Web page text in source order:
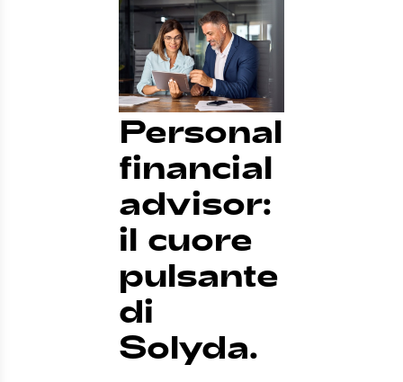
Personal
financial
advisor:
il cuore
pulsante
di
Solyda.